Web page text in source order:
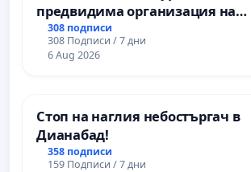
предвидима организация на
учебния процес и гарантиране
на правото на равнопоставено
и качествено образование на
гимназия „
308 подписи
308 Подписи / 7 дни
6 Aug 2026
Стоп на наглия небостъргач в
Дианабад!
358 подписи
159 Подписи / 7 дни